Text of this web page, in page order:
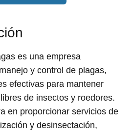
es una empresa
y control de plagas,
efectivas para mantener
de insectos y roedores.
en proporcionar servicios de
y desinsectación,